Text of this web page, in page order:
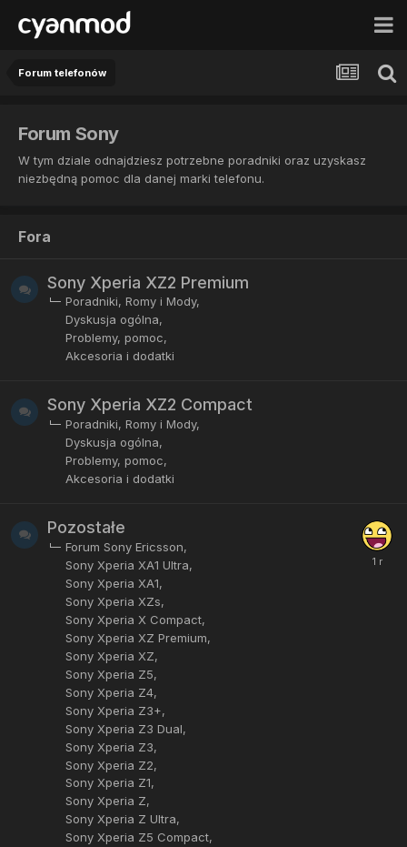
Forum telefonów
Forum Sony
W tym dziale odnajdziesz potrzebne poradniki oraz uzyskasz
niezbędną pomoc dla danej marki telefonu.
Fora
Sony Xperia XZ2 Premium
Poradniki, Romy i Mody
Dyskusja ogólna
Problemy, pomoc
Akcesoria i dodatki
Sony Xperia XZ2 Compact
Poradniki, Romy i Mody
Dyskusja ogólna
Problemy, pomoc
Akcesoria i dodatki
Pozostałe
Forum Sony Ericsson
Sony Xperia XA1 Ultra
Sony Xperia XA1
Sony Xperia XZs
Sony Xperia X Compact
Sony Xperia XZ Premium
Sony Xperia XZ
Sony Xperia Z5
Sony Xperia Z4
Sony Xperia Z3+
Sony Xperia Z3 Dual
Sony Xperia Z3
Sony Xperia Z2
Sony Xperia Z1
Sony Xperia Z
Sony Xperia Z Ultra
Sony Xperia Z5 Compact